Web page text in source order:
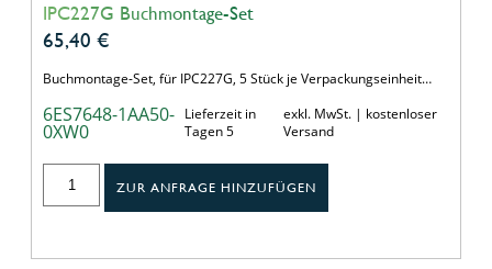
IPC227G Buchmontage-Set
65,40 €
Buchmontage-Set, für IPC227G, 5 Stück je Verpackungseinheit…
6ES7648-1AA50-
0XW0
Lieferzeit in
Tagen 5
exkl. MwSt. | kostenloser
Versand
ZUR ANFRAGE HINZUFÜGEN